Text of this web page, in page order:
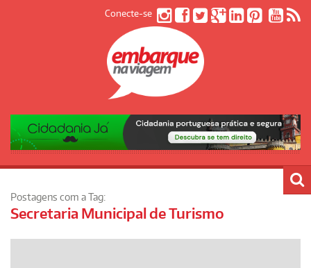
Conecte-se
Postagens com a Tag:
Secretaria Municipal de Turismo